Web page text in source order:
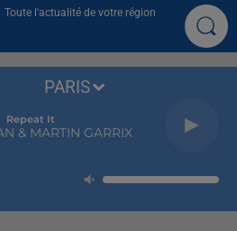
Toute l'actualité de votre région
Repeat It
& MARTIN GARRIX
PARIS